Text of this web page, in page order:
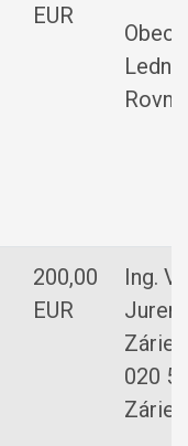
EUR
Obec
Rovne
200,00
EUR
Ing.
020